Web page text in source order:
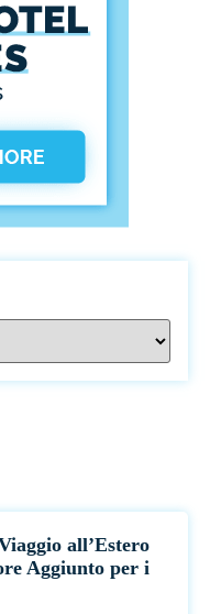
all’Estero
Aggiunto per i